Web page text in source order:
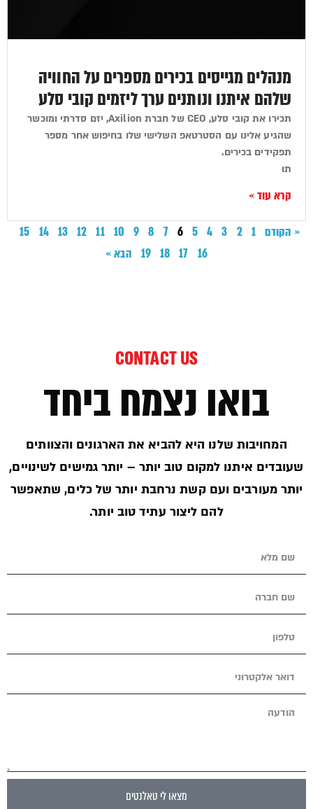
מנהלים מגייסים בכירים מספרים על החוויה
שלהם איתנו ונותנים ערך ליזמים קובי סלע
תכירו את קובי סלע, CEO של חברת Axilion, יזם סדרתי ומוכשר
שהגיע אלינו עם הסטרטאפ השלישי שלו בחיפוש אחר מספר
תפקידים בכירים.
תו
קרא עוד »
« הקודם 1
2
3
4
5
6
7
8
9
10
11
12
13
14
15
16
17
18
19 הבא »
CONTACT US
בואו נצמח ביחד
המחויבות שלנו היא להביא את הארגונים והצוותים
שעובדים איתנו למקום טוב יותר – יותר גמישים לשינויים,
יותר מעורבים ועם קשת נרחבת יותר של כלים, שתאפשר
להם ליצור עתיד טוב יותר.
מצאו לי טאלנטים